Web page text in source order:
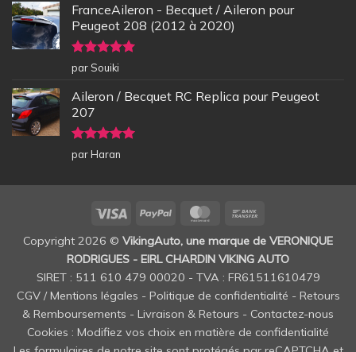
FranceAileron - Becquet / Aileron pour
Peugeot 208 (2012 à 2020)
Note5sur
5
par Souiki
Aileron / Becquet RC Replica pour Peugeot
207
Note5sur
5
par Haran
Visa PayPal MasterCard
Copyright 2026 © VikingAuto, une marque de VERONIQUE
RODRIGUES - EIRL CHARDIN VIKING AUTO
SIRET : 511 610 479 00020 - TVA : FR61511610479
CGV / Mentions légales - Politique de confidentialité - Retours
& Remboursements - Livraison & Retours - Contactez-nous
Cookies : Modifiez vos choix en matière de confidentialité